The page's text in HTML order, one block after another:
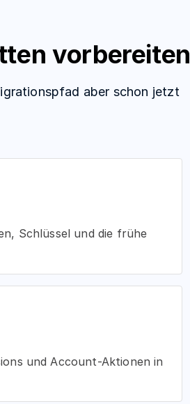
vorbereiten
aber schon jetzt
Schlüssel und die frühe
und Account-Aktionen in